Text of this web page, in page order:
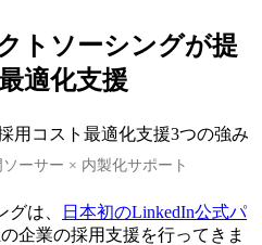
トソーシングが提
適化支援
ーサー × 内製化サポート
は、
日本初のLinkedIn公式パ
企業の採用支援を行ってきま